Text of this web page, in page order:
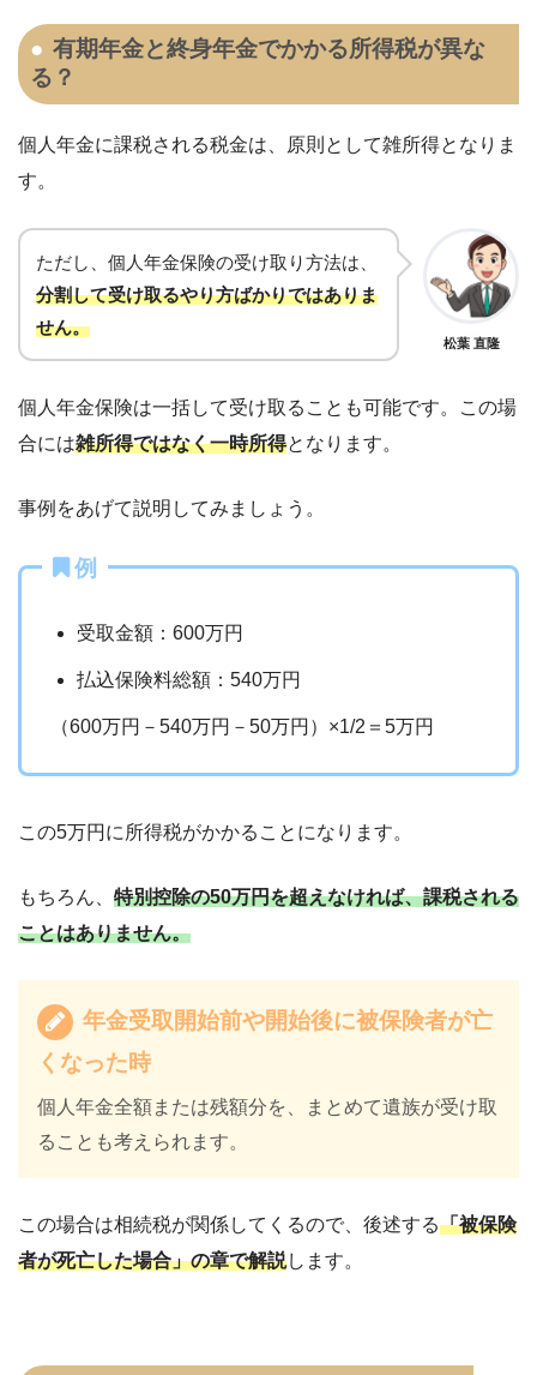
有期年金と終身年金でかかる所得税が異な
る？
個人年金に課税される税金は、原則として雑所得となりま
す。
ただし、個人年金保険の受け取り方法は、
分割して受け取るやり方ばかりではありま
せん。
松葉 直隆
個人年金保険は一括して受け取ることも可能です。この場
合には雑所得ではなく一時所得となります。
事例をあげて説明してみましょう。
例
受取金額：600万円
払込保険料総額：540万円
（600万円－540万円－50万円）×1/2＝5万円
この5万円に所得税がかかることになります。
もちろん、 特別控除の50万円を超えなければ、課税される
ことはありません。
年金受取開始前や開始後に被保険者が亡
くなった時
個人年金全額または残額分を、まとめて遺族が受け取
ることも考えられます。
この場合は相続税が関係してくるので、後述する「被保険
者が死亡した場合」の章で解説します。